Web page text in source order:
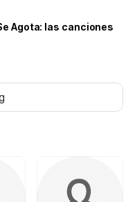
Agota: las canciones